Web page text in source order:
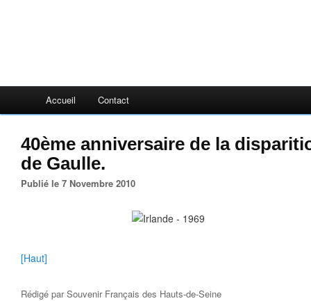
Accueil Contact
40ème anniversaire de la
de Gaulle.
Publié le 7 Novembre 2010
[Haut]
Rédigé parSouvenir Français des Hauts-de-Seine